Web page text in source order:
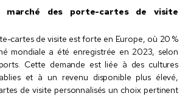
marché des porte-cartes de visite
cartes de visite est forte en Europe, où 20 %
mondiale a été enregistrée en 2023, selon
Cette demande est liée à des cultures
et à un revenu disponible plus élevé,
de visite personnalisés un choix pertinent